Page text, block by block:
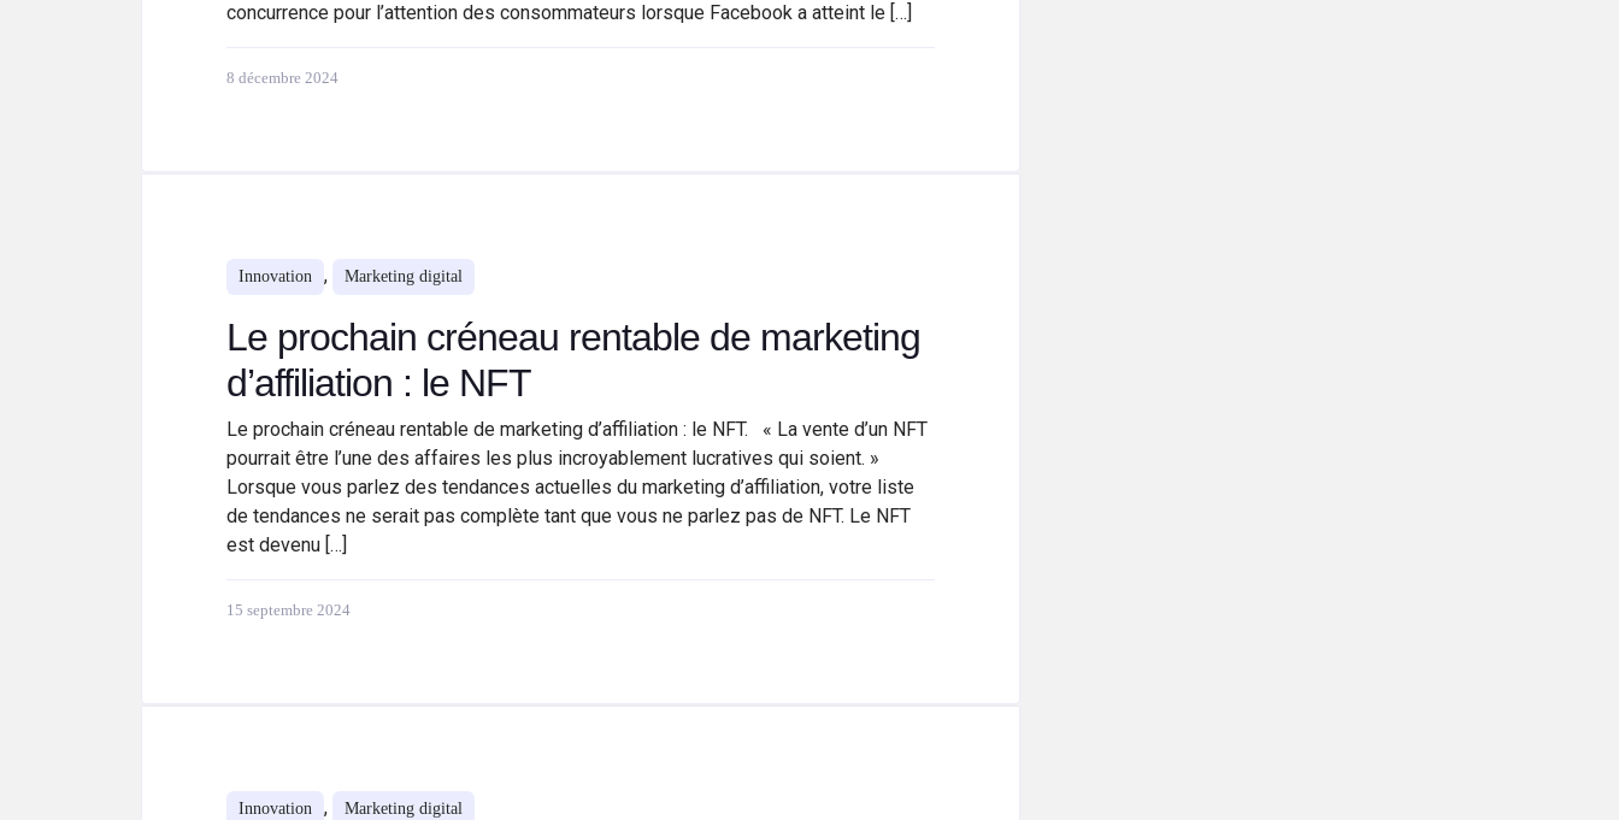
concurrence pour l’attention des consommateurs lorsque Facebook a atteint le […]
8 décembre 2024
Innovation , Marketing digital
Le prochain créneau rentable de marketing
d’affiliation : le NFT
Le prochain créneau rentable de marketing d’affiliation : le NFT. « La vente d’un NFT
pourrait être l’une des affaires les plus incroyablement lucratives qui soient. »
Lorsque vous parlez des tendances actuelles du marketing d’affiliation, votre liste
de tendances ne serait pas complète tant que vous ne parlez pas de NFT. Le NFT
est devenu […]
15 septembre 2024
Innovation , Marketing digital